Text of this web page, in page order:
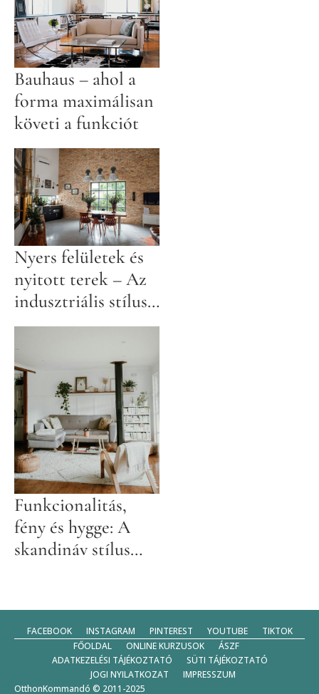
Bauhaus – ahol a
forma maximálisan
követi a funkciót
Nyers felületek és
nyitott terek – Az
indusztriális stílus
jellemzői
Funkcionalitás,
fény és hygge: A
skandináv stílus
FACEBOOK INSTAGRAM PINTEREST YOUTUBE
TIKTOK
FŐOLDAL
ONLINE KURZUSOK
ÁSZF
ADATKEZELÉSI TÁJÉKOZTATÓ
SÜTI TÁJÉKOZTATÓ
JOGI NYILATKOZAT
IMPRESSZUM
OtthonKommandó © 2011-2025